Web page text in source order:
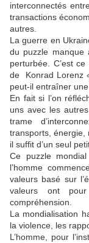
interconnectés
transactions
autres.
La guerre en
du puzzle manque
perturbée. C’est
de Konrad Lorenz
peut-il entraîner
En fait si l’on
uns avec les
trame
transports, énergie,
il suffit d’un seul
Ce puzzle
l’homme
valeurs basé sur
valeurs ont
compréhension.
La mondialisation
la violence, les
L’homme, pour